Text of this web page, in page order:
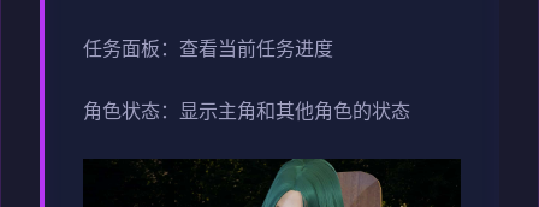
任务面板：查看当前任务进度
角色状态：显示主角和其他角色的状态